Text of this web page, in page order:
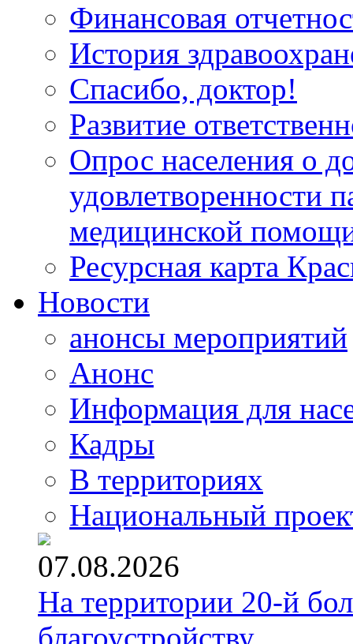
Финансовая
История
Спасибо, доктор!
Развитие
Опрос населения о
удовлетворенности
медицинской
Ресурсная карта
Новости
анонсы мероприятий
Анонс
Информация для
Кадры
В территориях
Национальный
07.08.2026
На территории 20-й